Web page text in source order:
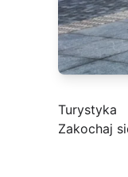
Turystyka
Zakochaj